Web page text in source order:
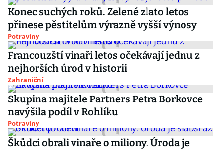
Konec suchých roků. Zelené zlato letos
přinese pěstitelům výrazně vyšší výnosy
Potraviny
Francouzští vinaři letos očekávají jednu z
nejhorších úrod v historii
Zahraniční
Skupina majitele Partners Petra Borkovce
navýšila podíl v Rohlíku
Potraviny
Škůdci obrali vinaře o miliony. Úroda je